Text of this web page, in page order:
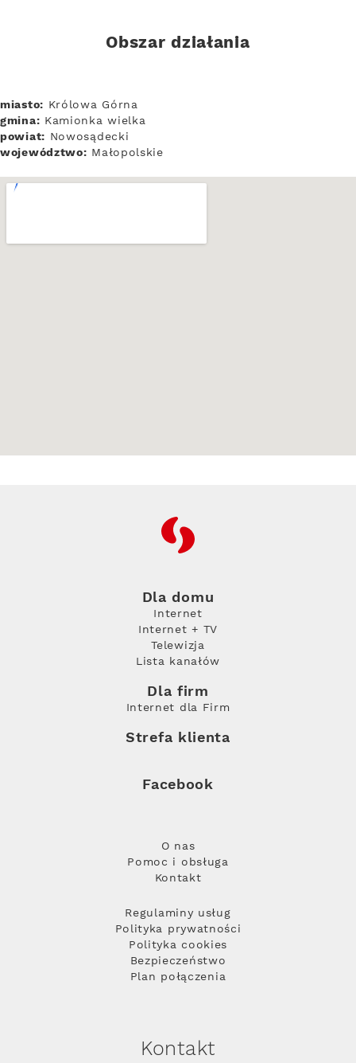
Obszar działania
miasto: Królowa Górna
gmina: Kamionka wielka
powiat: Nowosądecki
województwo: Małopolskie
RFC
Dla domu
Internet
Internet + TV
Telewizja
Lista kanałów
Dla firm
Internet dla Firm
Strefa klienta
Facebook
O nas
Pomoc i obsługa
Kontakt
Regulaminy usług
Polityka prywatności
Polityka cookies
Bezpieczeństwo
Plan połączenia
Kontakt